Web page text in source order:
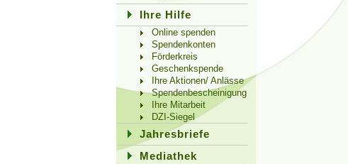
Ihre Hilfe
Online spenden
Spendenkonten
Förderkreis
Geschenkspende
Ihre Aktionen/ Anlässe
Spendenbescheinigung
Ihre Mitarbeit
DZI-Siegel
Jahresbriefe
Mediathek